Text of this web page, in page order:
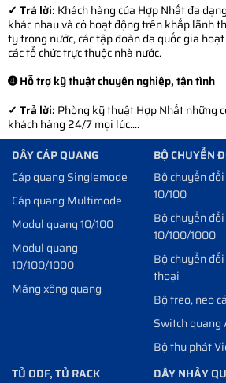
✓ Trả lời: Khách hàng của Hợp Nhất đa
khác nhau và có hoạt động trên khắp lãnh
ty trong nước, các tập đoàn đa quốc gia
các tổ chức trực thuộc nhà nước.
➍ Hỗ trợ kỹ thuật chuyên nghiệp, tận tình
✓ Trả lời: Phòng kỹ thuật Hợp Nhất những
khách hàng 24/7 mọi lúc....
DÂY CÁP QUANG
Cáp quang Singlemode
Cáp quang Multimode
Modul quang 10/100
Modul quang
10/100/1000
Măng xông quang
BỘ CHUYỂN
Bộ chuyển
10/100
Bộ chuyển
10/100/1000
Bộ chuyển
thoại
Bộ treo, neo
Switch quang
Bộ thu phát
TỦ ODF, TỦ RACK
DÂY NHẢY